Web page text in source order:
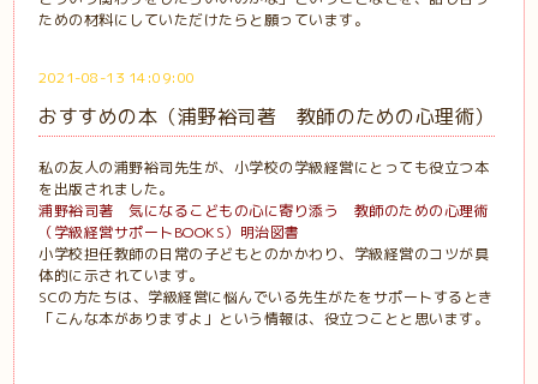
ための材料にしていただけたらと願っています。
2021-08-13 14:09:00
おすすめの本（浦野裕司著 教師のための心理術）
私の友人の浦野裕司先生が、小学校の学級経営にとっても役立つ本
を出版されました。
浦野裕司著 気になるこどもの心に寄り添う 教師のための心理術
（学級経営サポートBOOKS）明治図書
小学校担任教師の日常の子どもとのかかわり、学級経営のコツが具
体的に示されています。
SCの方たちは、学級経営に悩んでいる先生がたをサポートするとき
「こんな本がありますよ」という情報は、役立つことと思います。